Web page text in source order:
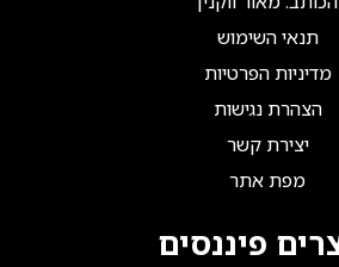
תנאי השימוש
מדיניות הפרטיות
הצהרת נגישות
יצירת קשר
מפת אתר
פיננסים